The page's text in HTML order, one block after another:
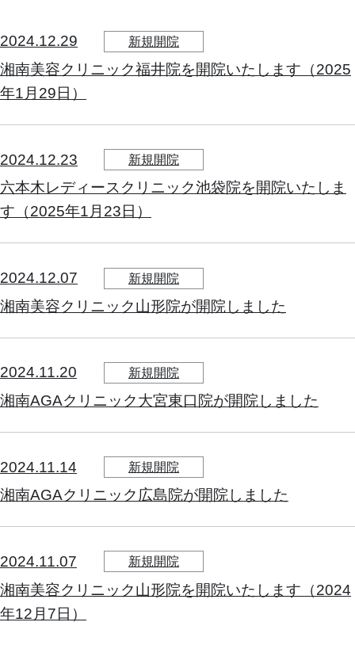
2024.12.29 新規開院
湘南美容クリニック福井院を開院いたします（2025
年1月29日）
2024.12.23 新規開院
六本木レディースクリニック池袋院を開院いたしま
す（2025年1月23日）
2024.12.07 新規開院
湘南美容クリニック山形院が開院しました
2024.11.20 新規開院
湘南AGAクリニック大宮東口院が開院しました
2024.11.14 新規開院
湘南AGAクリニック広島院が開院しました
2024.11.07 新規開院
湘南美容クリニック山形院を開院いたします（2024
年12月7日）